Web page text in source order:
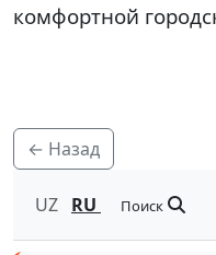
комфортной
← Назад
UZ RU Поиск